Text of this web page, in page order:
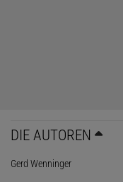
DIE AUTOREN
Gerd Wenninger